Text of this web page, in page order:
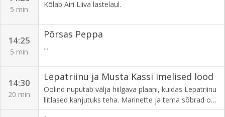
5 min
Kõlab Airi Liiva lastelaul.
14:25
5 min
Põrsas Peppa
...
14:30
20 min
Lepatriinu ja Musta Kassi imelised lood
Öölind nuputab välja hiilgava plaani, kuidas Lepatriinu
liitlased kahjutuks teha. Marinette ja tema sõbrad on
kutsutud peole, kus antakse Adrienile üle kuulus